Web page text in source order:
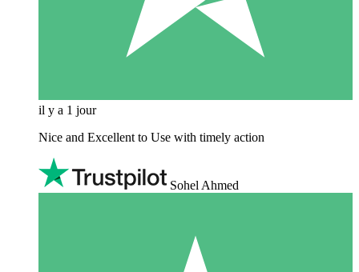
il y a 1 jour
Nice and Excellent to Use with timely action
Sohel Ahmed